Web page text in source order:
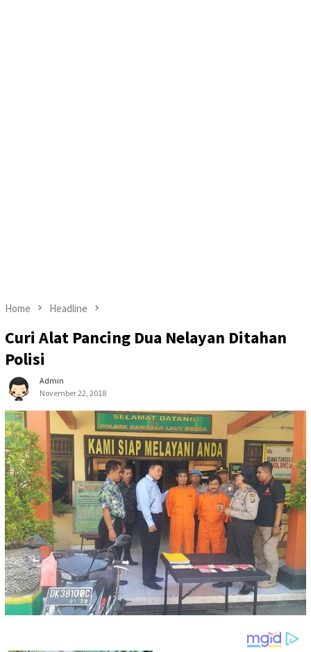
Home Headline
Curi Alat Pancing Dua Nelayan Ditahan
Polisi
Admin
November 22, 2018